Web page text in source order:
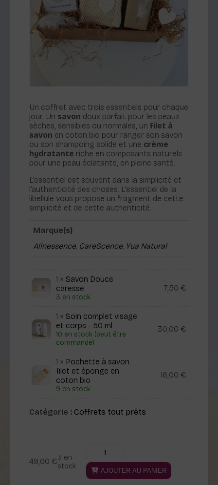
Un coffret avec trois essentiels pour chaque
jour. Un savon doux parfait pour les peaux
sèches, sensibles ou normales, un filet à
savon en coton bio pour ranger son savon
ou son shampoing solide et une crème
hydratante riche en composants naturels
pour une peau éclatante, en pleine santé.
L’essentiel est souvent dans la simplicité et
l’authenticité des choses. L’essentiel de la
libellule vous propose un fragment de cette
simplicité et de cette authenticité.
Marque(s)
Alinessence, CareScence, Yua Natural
1 × Savon Douce
caresse
3 en stock
7,50 €
1 × Soin complet visage
et corps - 50 ml
10 en stock (peut être
commandé)
30,00 €
1 × Pochette à savon
filet et éponge en
coton bio
9 en stock
16,00 €
Catégorie : Coffrets tout prêts
49,00 €3 en
stock
quantité
L’essentiel
de
AJOUTER AU PANIER